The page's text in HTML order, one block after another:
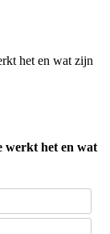
het en wat zijn
werkt het en wat